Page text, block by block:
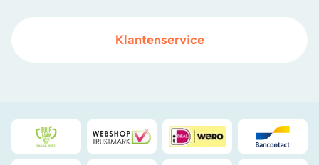
Klantenservice
Duurzaamheidsprijs duin- & bollenstreek
WebwinkelKeuriDeal